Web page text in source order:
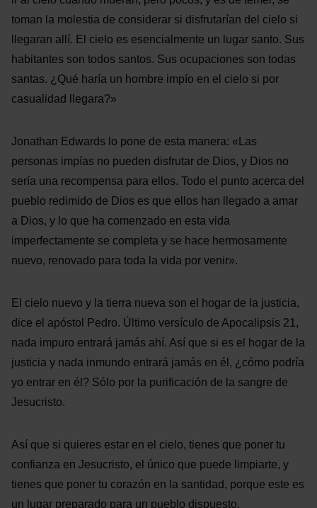
toman la molestia de considerar si disfrutarían del cielo si
llegaran allí. El cielo es esencialmente un lugar santo. Sus
habitantes son todos santos. Sus ocupaciones son todas
santas. ¿Qué haría un hombre impío en el cielo si por
casualidad llegara?»
Jonathan Edwards lo pone de esta manera: «Las
personas impías no pueden disfrutar de Dios, y Dios no
sería una recompensa para ellos. Todo el punto acerca del
pueblo redimido de Dios es que ellos han llegado a amar
a Dios, y lo que ha comenzado en esta vida
imperfectamente se completa y se hace hermosamente
nuevo, renovado para toda la vida por venir».
El cielo nuevo y la tierra nueva son el hogar de la justicia,
dice el apóstol Pedro. Último versículo de Apocalipsis 21,
nada impuro entrará jamás ahí. Así que si es el hogar de la
justicia y nada inmundo entrará jamás en él, ¿cómo podría
yo entrar en él? Sólo por la purificación de la sangre de
Jesucristo.
Así que si quieres estar en el cielo, tienes que poner tu
confianza en Jesucristo, el único que puede limpiarte, y
tienes que poner tu corazón en la santidad, porque este es
un lugar preparado para un pueblo dispuesto.